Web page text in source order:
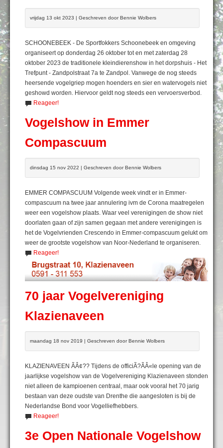
vrijdag 13 okt 2023 | Geschreven door Bennie Wolbers
SCHOONEBEEK - De Sportfokkers Schoonebeek en omgeving
organiseert op donderdag 26 oktober tot en met zaterdag 28
oktober 2023 de traditionele kleindierenshow in het dorpshuis - Het
Trefpunt - Zandpolstraat 7a te Zandpol. Vanwege de nog steeds
heersende vogelgriep mogen hoenders en sier en watervogels niet
geshowd worden. Hiervoor geldt nog steeds een vervoersverbod.
Reageer!
Vogelshow in Emmer
Compascuum
dinsdag 15 nov 2022 | Geschreven door Bennie Wolbers
EMMER COMPASCUUM Volgende week vindt er in Emmer-
compascuum na twee jaar annulering ivm de Corona maatregelen
weer een vogelshow plaats. Waar veel verenigingen de show niet
doorlaten gaan of zijn samen gegaan met andere verenigingen is
het de Vogelvrienden Crescendo in Emmer-compascuum gelukt om
weer de grootste vogelshow van Noor-Nederland te organiseren.
Reageer!
70 jaar Vogelvereniging
Klazienaveen
maandag 18 nov 2019 | Geschreven door Bennie Wolbers
KLAZIENAVEEN ÃÂ¢?? Tijdens de officiÃ?ÃÂ«le opening van de
jaarlijkse vogelshow van de Vogelvereniging Klazienaveen stonden
niet alleen de kampioenen centraal, maar ook vooral het 70 jarig
bestaan van deze oudste van Drenthe die aangesloten is bij de
Nederlandse Bond voor Vogelliefhebbers.
Reageer!
3e Open Nationale Vogelshow